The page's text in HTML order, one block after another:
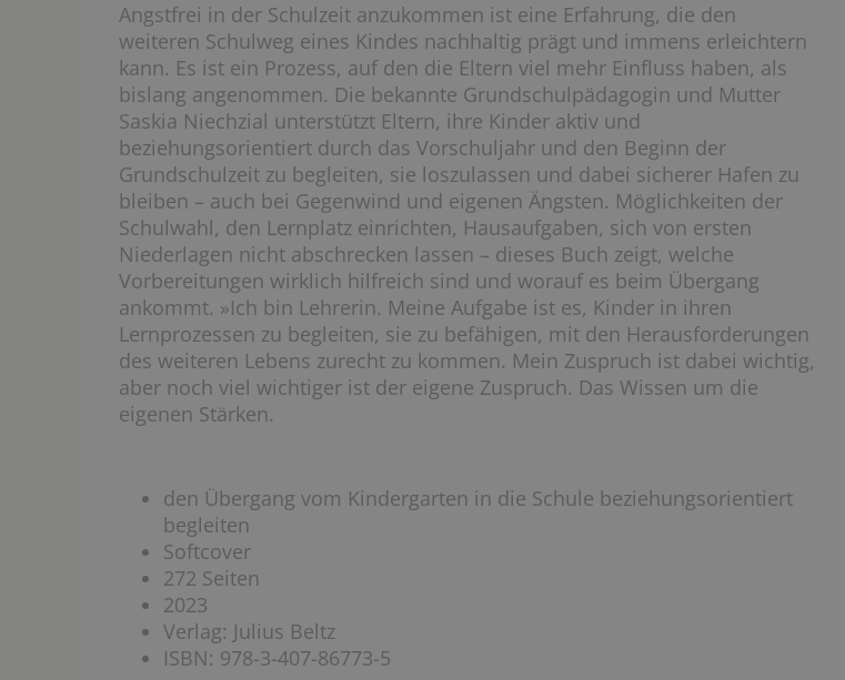
Angstfrei in der Schulzeit anzukommen ist eine Erfahrung, die den
weiteren Schulweg eines Kindes nachhaltig prägt und immens erleichtern
kann. Es ist ein Prozess, auf den die Eltern viel mehr Einfluss haben, als
bislang angenommen. Die bekannte Grundschulpädagogin und Mutter
Saskia Niechzial unterstützt Eltern, ihre Kinder aktiv und
beziehungsorientiert durch das Vorschuljahr und den Beginn der
Grundschulzeit zu begleiten, sie loszulassen und dabei sicherer Hafen zu
bleiben – auch bei Gegenwind und eigenen Ängsten. Möglichkeiten der
Schulwahl, den Lernplatz einrichten, Hausaufgaben, sich von ersten
Niederlagen nicht abschrecken lassen – dieses Buch zeigt, welche
Vorbereitungen wirklich hilfreich sind und worauf es beim Übergang
ankommt. »Ich bin Lehrerin. Meine Aufgabe ist es, Kinder in ihren
Lernprozessen zu begleiten, sie zu befähigen, mit den Herausforderungen
des weiteren Lebens zurecht zu kommen. Mein Zuspruch ist dabei wichtig,
aber noch viel wichtiger ist der eigene Zuspruch. Das Wissen um die
eigenen Stärken.
den Übergang vom Kindergarten in die Schule beziehungsorientiert
begleiten
Softcover
272 Seiten
2023
Verlag: Julius Beltz
ISBN: 978-3-407-86773-5